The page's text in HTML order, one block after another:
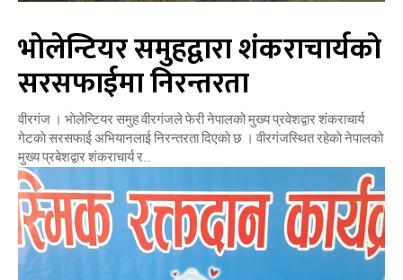
भाेलेन्टियर समुहद्वारा शंकराचार्यकाे
सरसफाईमा निरन्तरता
वीरगंज । भाेलेन्टियर समुह वीरगंजले फेरी नेपालको मुख्य प्रवेशद्वार शंकराचार्य
गेटकाे सरसफाई अभियानलाई निरन्तरता दिएकाे छ । वीरगंजस्थित रहेकाे नेपालको
मुख्य प्रबेशद्वार शंकराचार्य र...